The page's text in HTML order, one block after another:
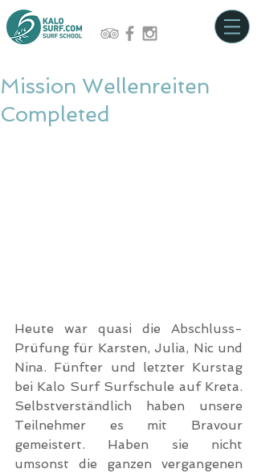
Mission Wellenreiten
Completed
Heute war quasi die Abschluss-
Prüfung für Karsten, Julia, Nic und
Nina. Fünfter und letzter Kurstag
bei Kalo Surf Surfschule auf Kreta.
Selbstverständlich haben unsere
Teilnehmer es mit Bravour
gemeistert. Haben sie nicht
umsonst die ganzen vergangenen